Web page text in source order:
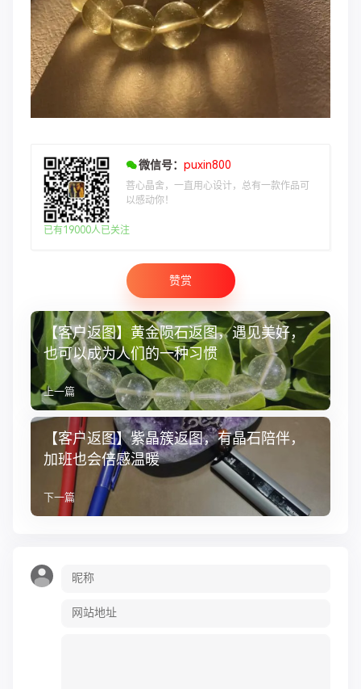
微信号： puxin800
菩心晶舍，一直用心设计，总有一款作品可
以感动你！
已有19000人已关注
赞赏
【客户返图】黄金陨石返图，遇见美好，
也可以成为人们的一种习惯
上一篇
【客户返图】紫晶簇返图，有晶石陪伴，
加班也会倍感温暖
下一篇